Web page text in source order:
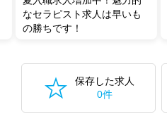
なセラピスト求人は早いも
の勝ちです！
保存した求人
0件